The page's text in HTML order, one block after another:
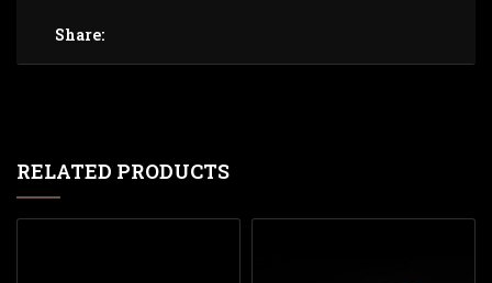
Share:
RELATED PRODUCTS